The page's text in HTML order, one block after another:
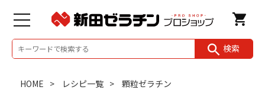
検索
HOME レシピ一覧 顆粒ゼラチン